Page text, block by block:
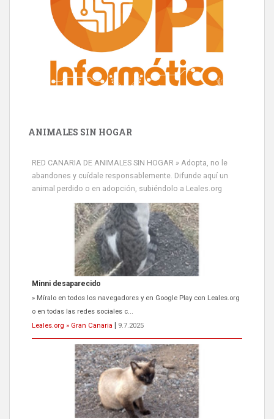
ANIMALES SIN HOGAR
RED CANARIA DE ANIMALES SIN HOGAR » Adopta, no le
abandones y cuídale responsablemente. Difunde aquí un
animal perdido o en adopción, subiéndolo a Leales.org
Minni desaparecido
» Míralo en todos los navegadores y en Google Play con Leales.org
o en todas las redes sociales c...
Leales.org » Gran Canaria
9.7.2025